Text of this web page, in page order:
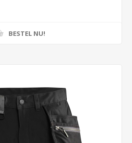
BESTEL NU!